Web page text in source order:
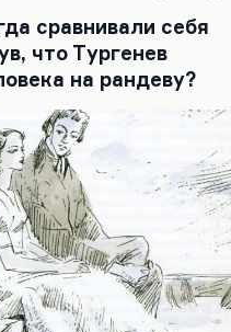
сравнивали себя
что Тургенев
на рандеву?